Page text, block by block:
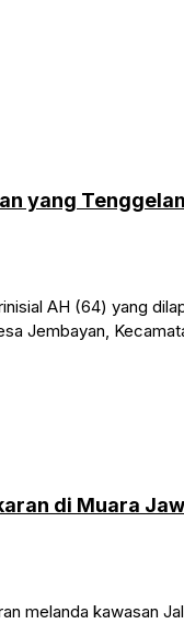
yang
AH (64) yang
Jembayan,
di Muara
melanda kawasan